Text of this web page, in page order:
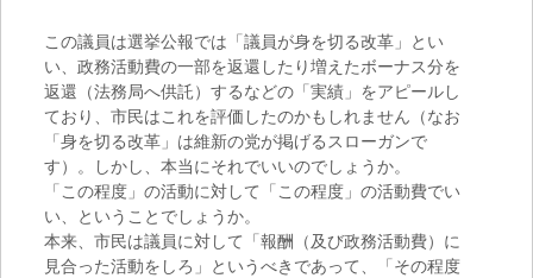
この議員は選挙公報では「議員が身を切る改革」とい
い、政務活動費の一部を返還したり増えたボーナス分を
返還（法務局へ供託）するなどの「実績」をアピールし
ており、市民はこれを評価したのかもしれません（なお
「身を切る改革」は維新の党が掲げるスローガンで
す）。しかし、本当にそれでいいのでしょうか。
「この程度」の活動に対して「この程度」の活動費でい
い、ということでしょうか。
本来、市民は議員に対して「報酬（及び政務活動費）に
見合った活動をしろ」というべきであって、「その程度